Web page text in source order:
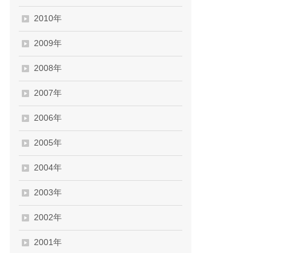
2010年
2009年
2008年
2007年
2006年
2005年
2004年
2003年
2002年
2001年